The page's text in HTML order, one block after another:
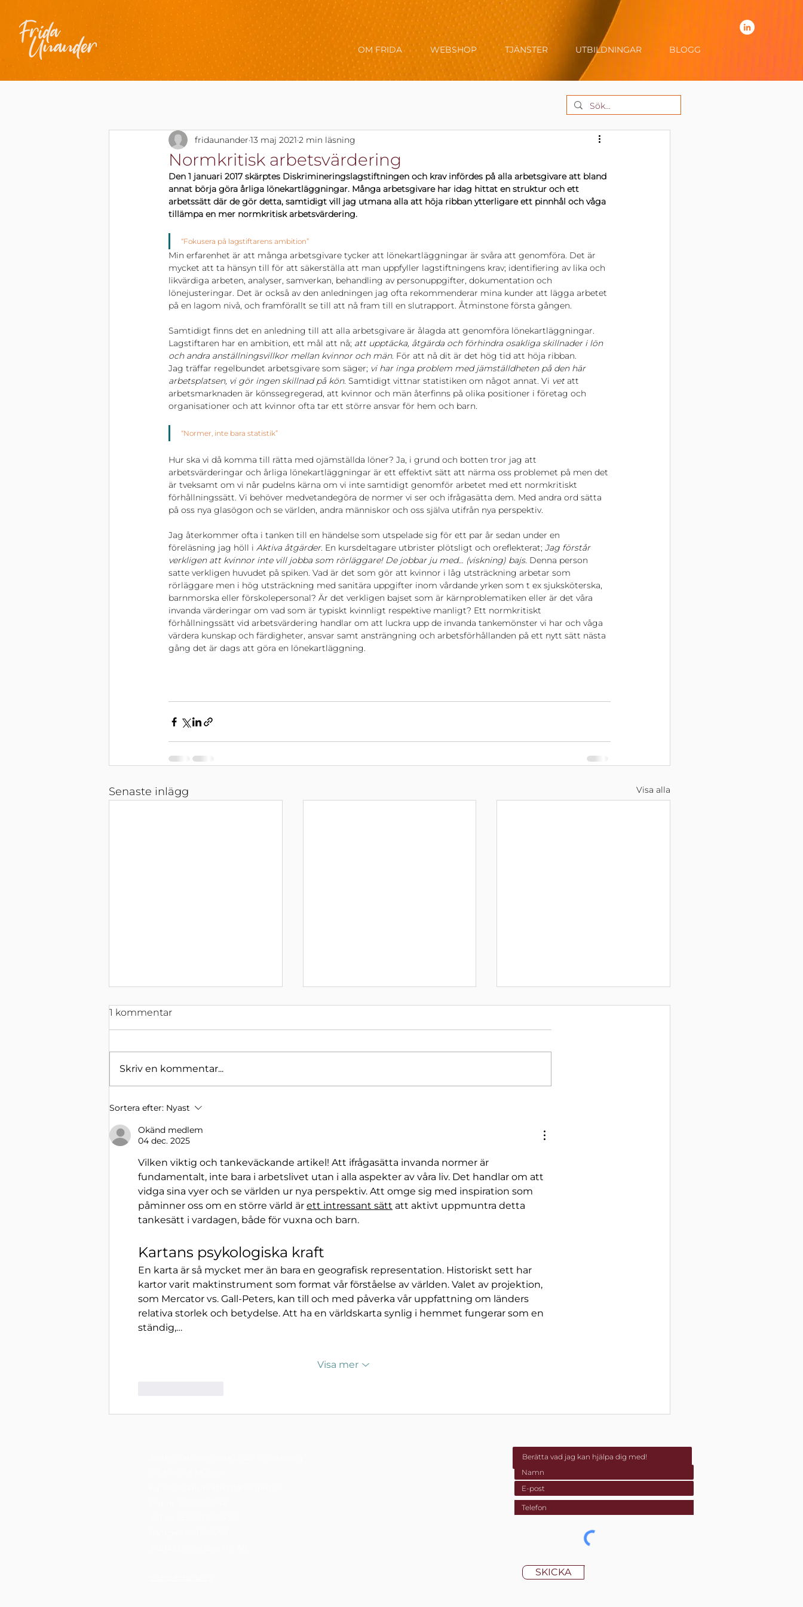
OM FRIDA WEBSHOP TJÄNSTER UTBILDNINGAR BLOGG
Normkritisk arbetsvärdering
fridaunander 13 maj 2021 2 min läsning
Den 1 januari 2017 skärptes Diskrimineringslagstiftningen och krav infördes på alla arbetsgivare att bland
annat börja göra årliga lönekartläggningar. Många arbetsgivare har idag hittat en struktur och ett
arbetssätt där de gör detta, samtidigt vill jag utmana alla att höja ribban ytterligare ett pinnhål och våga
tillämpa en mer normkritisk arbetsvärdering.
“Fokusera på lagstiftarens ambition”
Min erfarenhet är att många arbetsgivare tycker att lönekartläggningar är svåra att genomföra. Det är
mycket att ta hänsyn till för att säkerställa att man uppfyller lagstiftningens krav; identifiering av lika och
likvärdiga arbeten, analyser, samverkan, behandling av personuppgifter, dokumentation och
lönejusteringar. Det är också av den anledningen jag ofta rekommenderar mina kunder att lägga arbetet
på en lagom nivå, och framförallt se till att nå fram till en slutrapport. Åtminstone första gången.
Samtidigt finns det en anledning till att alla arbetsgivare är ålagda att genomföra lönekartläggningar.
Lagstiftaren har en ambition, ett mål att nå; att upptäcka, åtgärda och förhindra osakliga skillnader i lön
och andra anställningsvillkor mellan kvinnor och män. För att nå dit är det hög tid att höja ribban.
Jag träffar regelbundet arbetsgivare som säger; vi har inga problem med jämställdheten på den här
arbetsplatsen, vi gör ingen skillnad på kön. Samtidigt vittnar statistiken om något annat. Vi vet att
arbetsmarknaden är könssegregerad, att kvinnor och män återfinns på olika positioner i företag och
organisationer och att kvinnor ofta tar ett större ansvar för hem och barn.
“Normer, inte bara statistik”
Hur ska vi då komma till rätta med ojämställda löner? Ja, i grund och botten tror jag att
arbetsvärderingar och årliga lönekartläggningar är ett effektivt sätt att närma oss problemet på men det
är tveksamt om vi når pudelns kärna om vi inte samtidigt genomför arbetet med ett normkritiskt
förhållningssätt. Vi behöver medvetandegöra de normer vi ser och ifrågasätta dem. Med andra ord sätta
på oss nya glasögon och se världen, andra människor och oss själva utifrån nya perspektiv.
Jag återkommer ofta i tanken till en händelse som utspelade sig för ett par år sedan under en
föreläsning jag höll i Aktiva åtgärder. En kursdeltagare utbrister plötsligt och oreflekterat; Jag förstår
verkligen att kvinnor inte vill jobba som rörläggare! De jobbar ju med… (viskning) bajs. Denna person
satte verkligen huvudet på spiken. Vad är det som gör att kvinnor i låg utsträckning arbetar som
rörläggare men i hög utsträckning med sanitära uppgifter inom vårdande yrken som t ex sjuksköterska,
barnmorska eller förskolepersonal? Är det verkligen bajset som är kärnproblematiken eller är det våra
invanda värderingar om vad som är typiskt kvinnligt respektive manligt? Ett normkritiskt
förhållningssätt vid arbetsvärdering handlar om att luckra upp de invanda tankemönster vi har och våga
värdera kunskap och färdigheter, ansvar samt ansträngning och arbetsförhållanden på ett nytt sätt nästa
gång det är dags att göra en lönekartläggning.
Senaste inlägg Visa alla
Artikelserie om
1 kommentar
Skriv en kommentar...
Sortera efter: Nyast
Okänd medlem
04 dec. 2025
Vilken viktig och tankeväckande artikel! Att ifrågasätta invanda normer är
fundamentalt, inte bara i arbetslivet utan i alla aspekter av våra liv. Det handlar om att
vidga sina vyer och se världen ur nya perspektiv. Att omge sig med inspiration som
påminner oss om en större värld är ett intressant sätt att aktivt uppmuntra detta
tankesätt i vardagen, både för vuxna och barn.
Kartans psykologiska kraft
En karta är så mycket mer än bara en geografisk representation. Historiskt sett har
kartor varit maktinstrument som format vår förståelse av världen. Valet av projektion,
som Mercator vs. Gall-Peters, kan till och med påverka vår uppfattning om länders
relativa storlek och betydelse. Att ha en världskarta synlig i hemmet fungerar som en
ständig,…
Visa mer
SKICKA